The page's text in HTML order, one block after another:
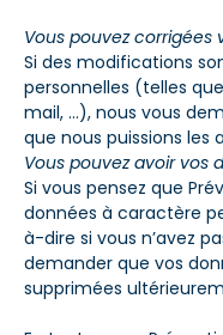
Vous pouvez corrigées
Si des modifications
personnelles (telles
mail, …), nous vous
que nous puissions les
Vous pouvez avoir vos
Si vous pensez que
données à caractère
à-dire si vous n’avez
demander que vos
supprimées